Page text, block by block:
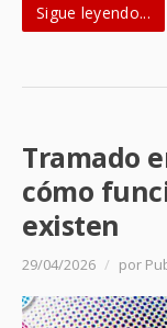
Sigue leyendo...
Tramado
cómo
existen
29/04/2026 / por